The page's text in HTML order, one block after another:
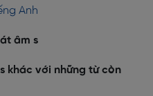
Anh
âm s
khác với những từ còn